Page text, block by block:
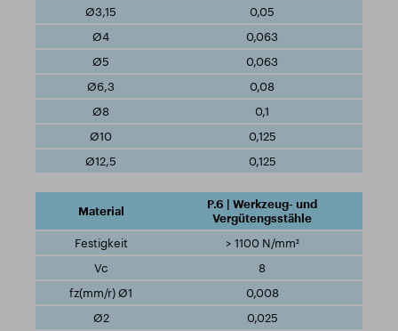
0,05
0,063
0,063
0,08
0,1
0,125
0,125
P.6 | Werkzeug- und
Vergütengsstähle
> 1100 N/mm²
8
0,008
0,025